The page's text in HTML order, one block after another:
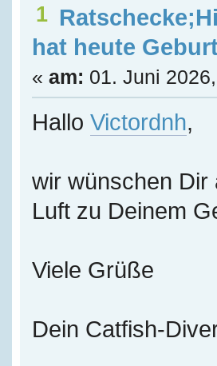
1
hat heute
« am: 01. Juni
Hallo Victordnh,
wir wünschen Dir
Luft zu Deinem
Viele Grüße
Dein Catfish-